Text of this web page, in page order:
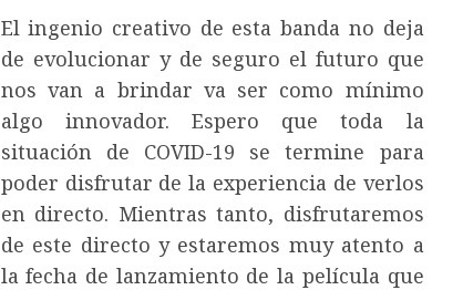
El ingenio creativo de esta banda no deja
de evolucionar y de seguro el futuro que
nos van a brindar va ser como mínimo
algo innovador. Espero que toda la
situación de COVID-19 se termine para
poder disfrutar de la experiencia de verlos
en directo. Mientras tanto, disfrutaremos
de este directo y estaremos muy atento a
la fecha de lanzamiento de la película que